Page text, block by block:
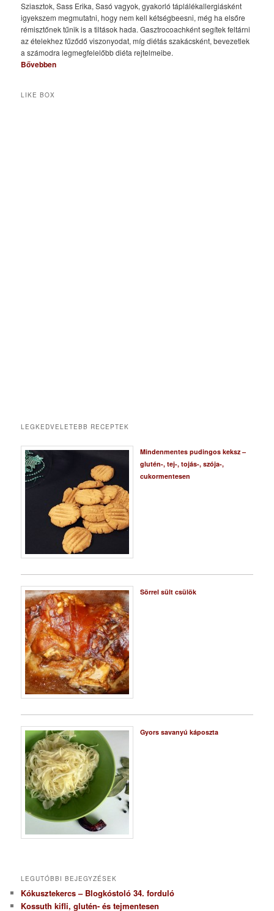
Sziasztok, Sass Erika, Sasó vagyok, gyakorló táplálékallergiásként
igyekszem megmutatni, hogy nem kell kétségbeesni, még ha elsőre
rémisztőnek tűnik is a tiltások hada. Gasztrocoachként segítek feltárni
az ételekhez fűződő viszonyodat, míg diétás szakácsként, bevezetlek
a számodra legmegfelelőbb diéta rejtelmeibe.
Bővebben
LIKE BOX
LEGKEDVELETEBB RECEPTEK
Mindenmentes pudingos keksz –
glutén-, tej-, tojás-, szója-,
cukormentesen
Sörrel sült csülök
Gyors savanyú káposzta
LEGUTÓBBI BEJEGYZÉSEK
Kókusztekercs – Blogkóstoló 34. forduló
Kossuth kifli, glutén- és tejmentesen